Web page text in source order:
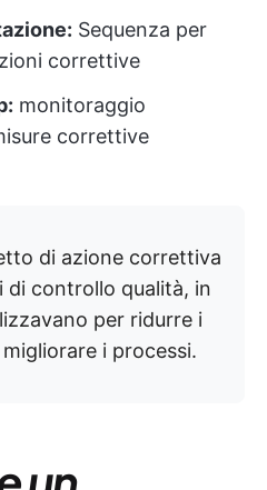
Sequenza per
correttive
monitoraggio
correttive
di azione correttiva
di controllo qualità, in
per ridurre i
i processi.